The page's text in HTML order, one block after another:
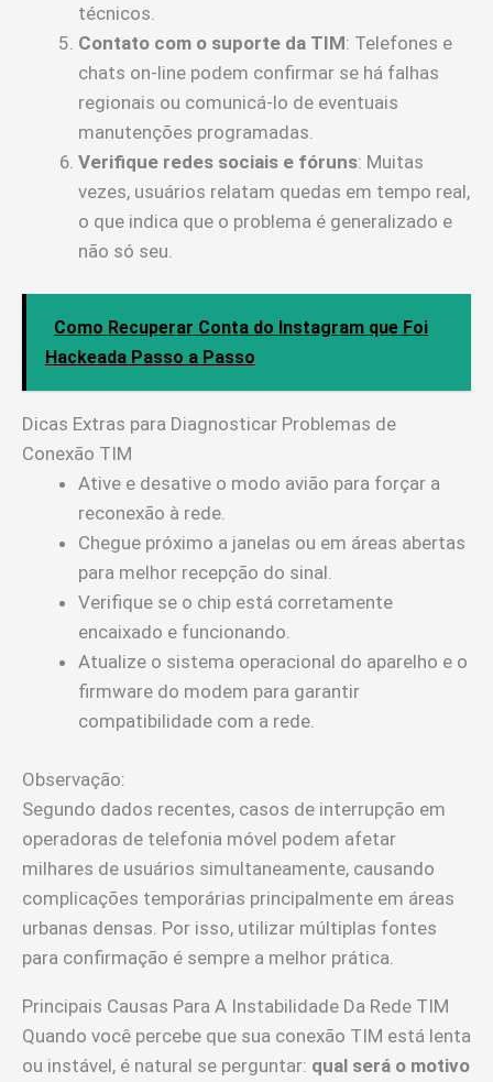
técnicos.
Contato com o suporte da TIM: Telefones e
chats on-line podem confirmar se há falhas
regionais ou comunicá-lo de eventuais
manutenções programadas.
Verifique redes sociais e fóruns: Muitas
vezes, usuários relatam quedas em tempo real,
o que indica que o problema é generalizado e
não só seu.
Como Recuperar Conta do Instagram que Foi
Hackeada Passo a Passo
Dicas Extras para Diagnosticar Problemas de
Conexão TIM
Ative e desative o modo avião para forçar a
reconexão à rede.
Chegue próximo a janelas ou em áreas abertas
para melhor recepção do sinal.
Verifique se o chip está corretamente
encaixado e funcionando.
Atualize o sistema operacional do aparelho e o
firmware do modem para garantir
compatibilidade com a rede.
Observação:
Segundo dados recentes, casos de interrupção em
operadoras de telefonia móvel podem afetar
milhares de usuários simultaneamente, causando
complicações temporárias principalmente em áreas
urbanas densas. Por isso, utilizar múltiplas fontes
para confirmação é sempre a melhor prática.
Principais Causas Para A Instabilidade Da Rede TIM
Quando você percebe que sua conexão TIM está lenta
ou instável, é natural se perguntar: qual será o motivo